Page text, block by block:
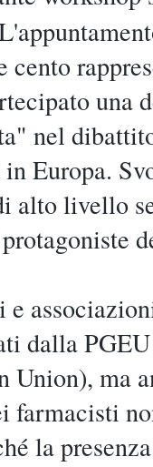
una
nel
Europa.
alto livello
e
dalla
Union), ma
farmacisti
la